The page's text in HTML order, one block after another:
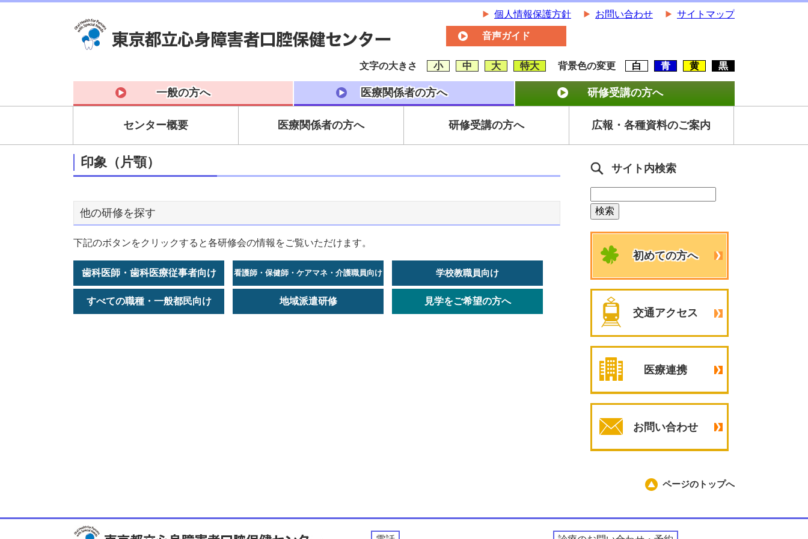
個人情報保護方針 お問い合わせ サイトマップ
音声ガイド
文字の大きさ 小 中 大 特大 背景色の変更 白 青 黄 黒
一般の方へ 医療関係者の方へ 研修受講の方へ
センター概要 医療関係者の方へ 研修受講の方へ 広報・各種資料のご案内
印象（片顎）
他の研修を探す
下記のボタンをクリックすると各研修会の情報をご覧いただけます。
歯科医師・歯科医療従事者向け 看護師・保健師・ケアマネ・介護職員向け 学校教職員向け
すべての職種・一般都民向け 地域派遣研修 見学をご希望の方へ
サイト内検索
初めての方へ
交通アクセス
医療連携
お問い合わせ
ページのトップへ